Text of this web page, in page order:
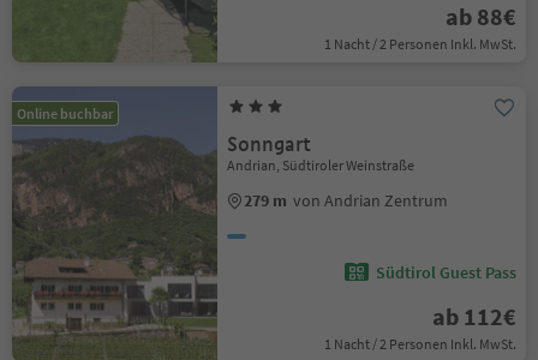
ab 88€
1 Nacht / 2 Personen Inkl. MwSt.
Online buchbar
Sonngart
Andrian, Südtiroler Weinstraße
279 m von Andrian Zentrum
Südtirol Guest Pass
ab 112€
1 Nacht / 2 Personen Inkl. MwSt.